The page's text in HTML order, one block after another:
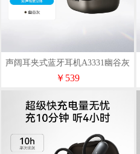
声阔耳夹式蓝牙耳机A3331幽谷灰
￥539